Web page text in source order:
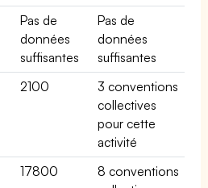
Pas de
données
suffisantes
Pas de
données
suffisantes
2100
3 conventions
collectives
pour cette
activité
17800
8 conventions